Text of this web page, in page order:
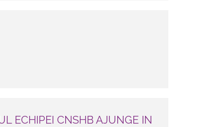
ECHIPEI CNSHB AJUNGE IN